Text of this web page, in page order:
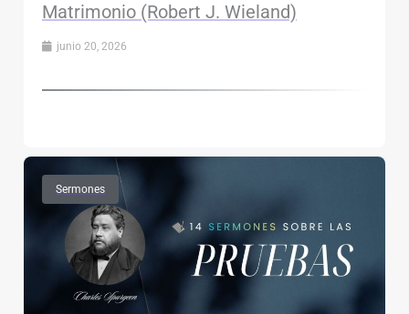
Matrimonio (Robert J. Wieland)
junio 20, 2026
Sermones